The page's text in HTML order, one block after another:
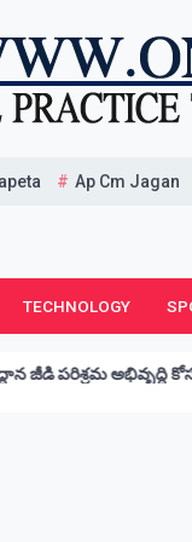
Ap Cm Jagan
TECHNOLOGY
రోడ్ మ్యాప్